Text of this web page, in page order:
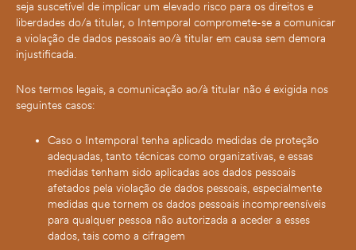
seja suscetível de implicar um elevado risco para os direitos e
liberdades do/a titular, o Intemporal compromete-se a comunicar
a violação de dados pessoais ao/à titular em causa sem demora
injustificada.
Nos termos legais, a comunicação ao/à titular não é exigida nos
seguintes casos:
Caso o Intemporal tenha aplicado medidas de proteção
adequadas, tanto técnicas como organizativas, e essas
medidas tenham sido aplicadas aos dados pessoais
afetados pela violação de dados pessoais, especialmente
medidas que tornem os dados pessoais incompreensíveis
para qualquer pessoa não autorizada a aceder a esses
dados, tais como a cifragem